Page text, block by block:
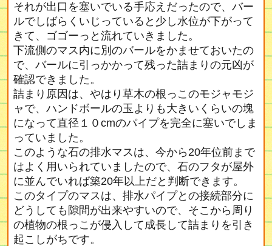
それが出口を塞いでいる手応えだったので、バー
ルでしばらくいじっていると少し水位が下がって
きて、ゴゴーっと流れていきました。
下流側のマス内に別のバールをかませておいたの
で、バールに引っかかって残った詰まりの元凶が
確認できました。
詰まり原因は、やはり草木の根っこのモジャモジ
ャで、ハンドボールの玉よりも大きいくらいの塊
になって直径１０cmのパイプを完全に塞いでしま
っていました。
このような石の排水マスは、今から20年位前まで
はよく用いられていましたので、石のフタが屋外
に並んでいれば築20年以上だと判断できます。
このタイプのマスは、排水パイプとの接続部分に
どうしても隙間が出来やすいので、そこから周り
の植物の根っこが侵入して成長して詰まりを引き
起こしがちです。